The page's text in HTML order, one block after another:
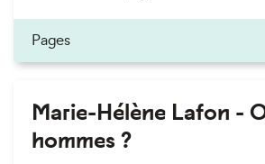
Pages
Marie-Hélène Lafon -
hommes ?